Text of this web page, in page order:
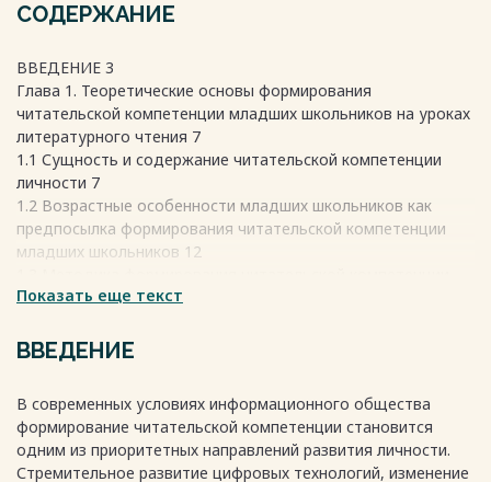
СОДЕРЖАНИЕ
ВВЕДЕНИЕ 3
Глава 1. Теоретические основы формирования
читательской компетенции младших школьников на уроках
литературного чтения 7
1.1 Сущность и содержание читательской компетенции
личности 7
1.2 Возрастные особенности младших школьников как
предпосылка формирования читательской компетенции
младших школьников 12
младших школьников на уроках литературного чтения 16
младших школьников на уроках литературного чтения в
МБОУ ШСШ, с. Шаромы 22
школьников 22
2.2 Система работы учителя начальной школы по
формированию читательской компетенции младших
Показать еще текст
ВВЕДЕНИЕ
В современных условиях информационного общества
формирование читательской компетенции становится
одним из приоритетных направлений развития личности.
Стремительное развитие цифровых технологий, изменение